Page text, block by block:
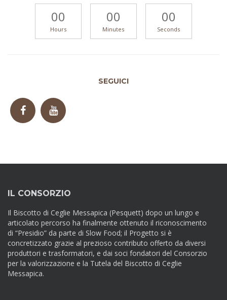
00
Hours
00
Minutes
00
Seconds
SEGUICI
IL CONSORZIO
Il Biscotto di Ceglie Messapica (Pesquett) dopo un lungo e
articolato percorso ha finalmente ottenuto il riconoscimento
di “Presidio” da parte di Slow Food; il Progetto si è
concretizzato grazie al prezioso contributo offerto da diversi
produttori e trasformatori, e dai soci fondatori del Consorzio
per la valorizzazione e la Tutela del Biscotto di Ceglie
Messapica.